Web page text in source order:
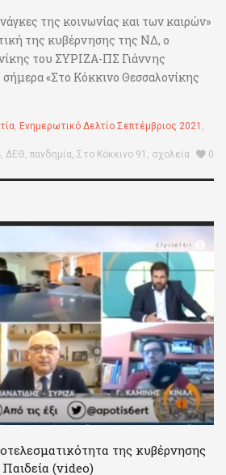
της κοινωνίας και των καιρών»
της κυβέρνησης της ΝΔ, ο
του ΣΥΡΙΖΑ-ΠΣ Γιάννης
«Στο Κόκκινο Θεσσαλονίκης
Ενημερωτικό Δελτίο Σεπτέμβριος 2021
ΔΕΘ πανδημία Στο Κόκκινο 91 σχολεία 0
της κυβέρνησης
Παιδεία (video)